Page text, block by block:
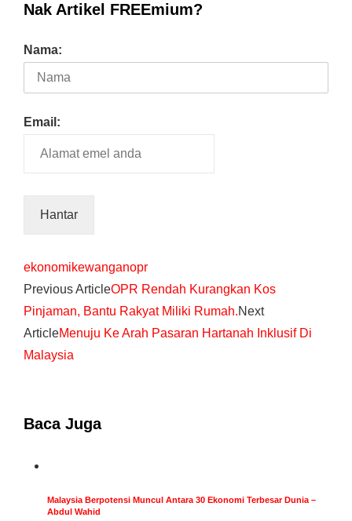
Nak Artikel FREEmium?
Nama:
Email:
ekonomikewanganopr
Previous ArticleOPR Rendah Kurangkan Kos
Pinjaman, Bantu Rakyat Miliki Rumah.Next
ArticleMenuju Ke Arah Pasaran Hartanah Inklusif Di
Malaysia
Baca Juga
Malaysia Berpotensi Muncul Antara 30 Ekonomi Terbesar Dunia –
Abdul Wahid